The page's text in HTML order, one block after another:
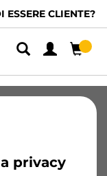
ESSERE CLIENTE?
privacy